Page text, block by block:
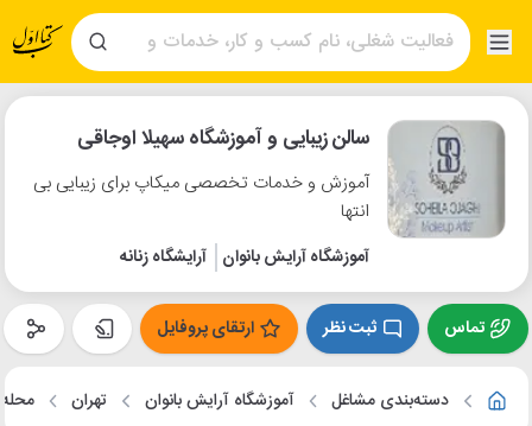
سالن زیبایی و آموزشگاه سهیلا اوجاقی
آموزش و خدمات تخصصی میکاپ برای زیبایی بی
انتها
آموزشگاه آرایش بانوان آرایشگاه زنانه
تماس ثبت نظر ارتقای پروفایل
دسته‌بندی مشاغل آموزشگاه آرایش بانوان تهران